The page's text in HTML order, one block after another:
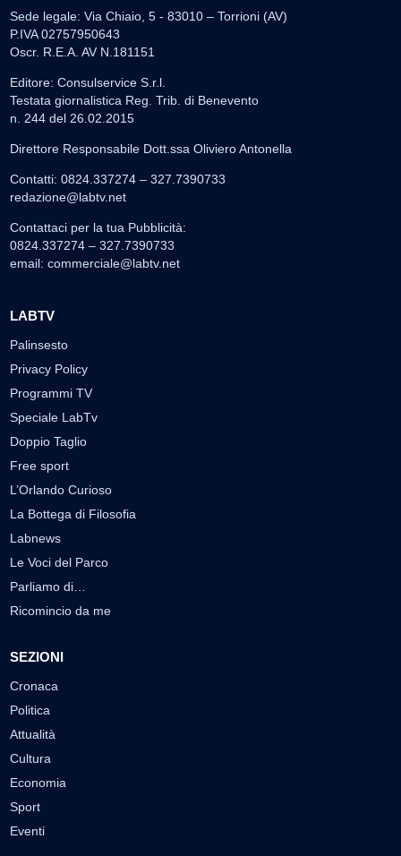
Sede legale: Via Chiaio, 5 - 83010 – Torrioni (AV)
P.IVA 02757950643
Oscr. R.E.A. AV N.181151
Editore: Consulservice S.r.l.
Testata giornalistica Reg. Trib. di Benevento
n. 244 del 26.02.2015
Direttore Responsabile Dott.ssa Oliviero Antonella
Contatti: 0824.337274 – 327.7390733
redazione@labtv.net
Contattaci per la tua Pubblicità:
0824.337274 – 327.7390733
email: commerciale@labtv.net
LABTV
Palinsesto
Privacy Policy
Programmi TV
Speciale LabTv
Doppio Taglio
Free sport
L’Orlando Curioso
La Bottega di Filosofia
Labnews
Le Voci del Parco
Parliamo di…
Ricomincio da me
SEZIONI
Cronaca
Politica
Attualità
Cultura
Economia
Sport
Eventi